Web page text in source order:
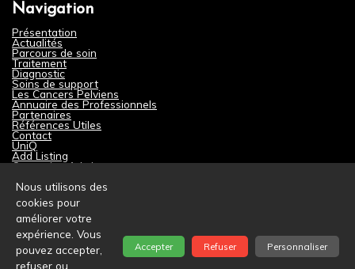
Navigation
Présentation
Actualités
Parcours de soin
Traitement
Diagnostic
Soins de support
Les Cancers Pelviens
Annuaire des Professionnels
Partenaires
Références Utiles
Contact
UniQ
Add Listing
Connexion Admin
Propulsé par WordPress|Mentions légales |
Nous utilisons des
cookies pour
améliorer votre
expérience. Vous
pouvez accepter,
refuser ou
Accepter Refuser Personnaliser